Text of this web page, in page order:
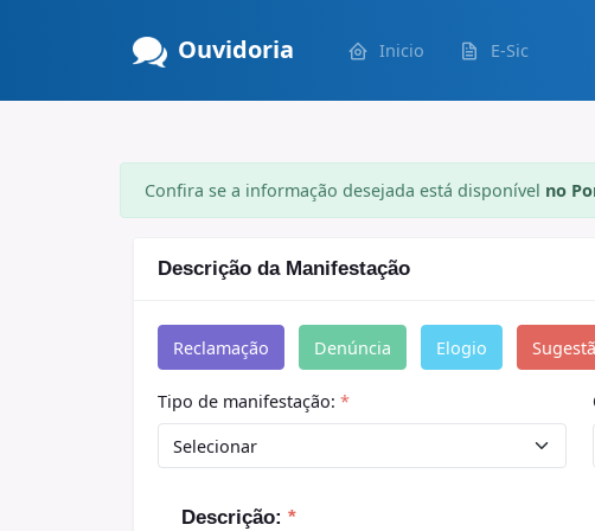
Ouvidoria Inicio E-Sic
Confira se a informação desejada está disponível no
Descrição da Manifestação
Reclamação Denúncia Elogio
Tipo de manifestação: *
Descrição: *